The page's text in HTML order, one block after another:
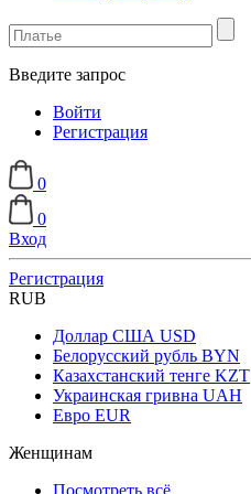
Введите запрос
Войти
Регистрация
0
0
Вход
Регистрация
RUB
Доллар США USD
Белорусский рубль BYN
Казахстанский тенге KZT
Украинская гривна UAH
Евро EUR
Женщинам
Посмотреть всё